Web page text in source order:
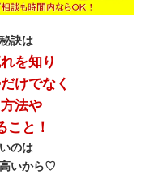
訣は
を知り
けでなく
法や
こと！
のは
いから♡